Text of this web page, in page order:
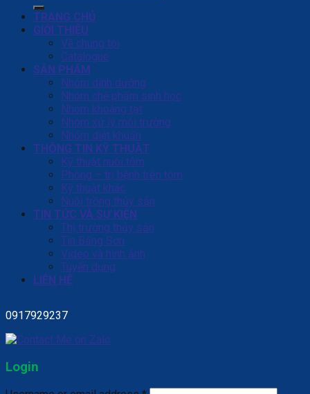
TRANG CHỦ
GIỚI THIỆU
Về chúng tôi
Catalogue
SẢN PHẨM
Nhóm dinh dưỡng
Nhóm chế phẩm sinh học
Nhóm khoáng tạt
Nhóm xử lý môi trường
Nhóm diệt khuẩn
THÔNG TIN KỸ THUẬT
Kỹ thuật nuôi tôm
Phòng – trị bệnh trên tôm
Kỹ thuật khác
Nuôi trồng thủy sản
TIN TỨC VÀ SỰ KIỆN
Thị trường thủy sản
Tin Bằng Sơn
Video và hình ảnh
Tuyển dụng
LIÊN HỆ
0917929237
Login